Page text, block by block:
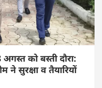
को बस्ती दौरा:
ने सुरक्षा व तैयारियों